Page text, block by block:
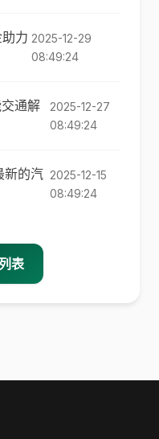
力 2025-12-29
08:49:24
通解
2025-12-27
08:49:24
新的汽 2025-12-15
08:49:24
表